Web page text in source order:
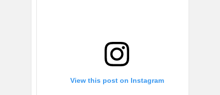
View this post on Instagram